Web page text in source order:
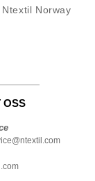
Ntextil Norway
OSS